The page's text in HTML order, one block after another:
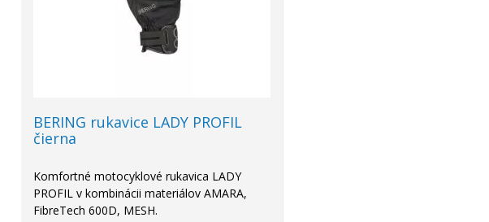
BERING rukavice LADY PROFIL
čierna
Komfortné motocyklové rukavica LADY
PROFIL v kombinácii materiálov AMARA,
FibreTech 600D, MESH.